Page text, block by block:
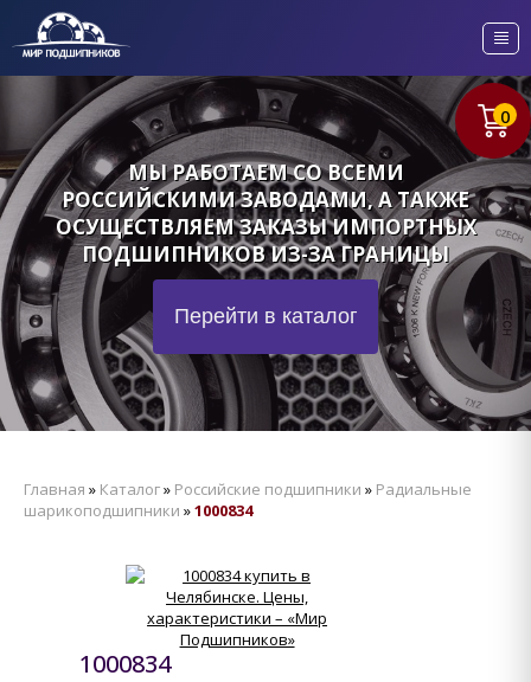
МЫ РАБОТАЕМ СО ВСЕМИ
РОССИЙСКИМИ ЗАВОДАМИ, А ТАКЖЕ
ОСУЩЕСТВЛЯЕМ ЗАКАЗЫ ИМПОРТНЫХ
ПОДШИПНИКОВ ИЗ-ЗА ГРАНИЦЫ
Перейти в каталог
0
Главная » Каталог» Российские подшипники » Радиальные
шарикоподшипники »1000834
1000834